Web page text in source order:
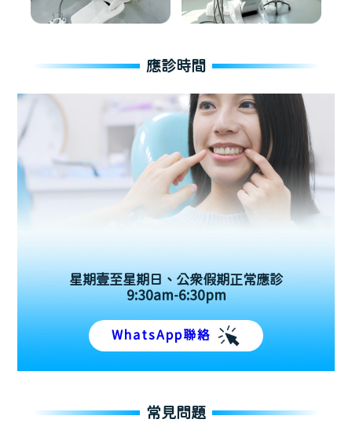
應診時間
星期壹至星期日、公眾假期正常應診
9:30am-6:30pm
WhatsApp聯絡
常見問題